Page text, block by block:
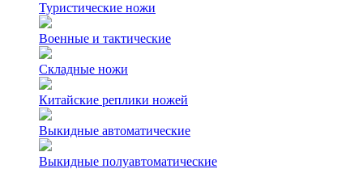
Туристические ножи
Военные и тактические
Складные ножи
Китайские реплики ножей
Выкидные автоматические
Выкидные полуавтоматические